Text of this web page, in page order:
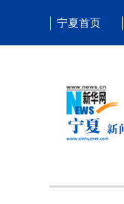
宁夏首页